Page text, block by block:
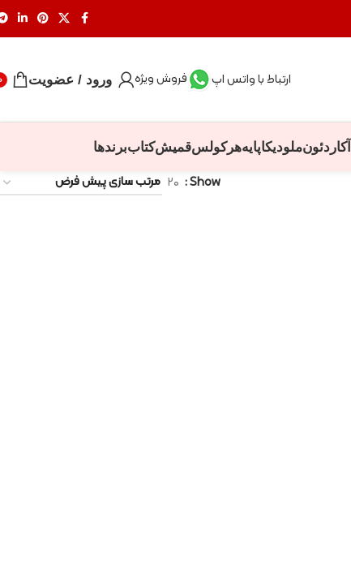
ارتباط با واتس اپ فروش ویژه ورود / عضویت
آکاردئونملودیکاپایههرکولسقمیشکتاببرندها
Show ۲۰